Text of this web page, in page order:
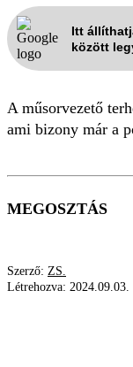
Itt
között
A műsorvezető
ami bizony már a
MEGOSZTÁS
Szerző: ZS.
Létrehozva: 2024.09.03.